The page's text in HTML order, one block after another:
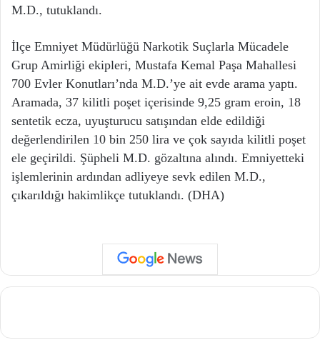
M.D., tutuklandı.
İlçe Emniyet Müdürlüğü Narkotik Suçlarla Mücadele
Grup Amirliği ekipleri, Mustafa Kemal Paşa Mahallesi
700 Evler Konutları’nda M.D.’ye ait evde arama yaptı.
Aramada, 37 kilitli poşet içerisinde 9,25 gram eroin, 18
sentetik ecza, uyuşturucu satışından elde edildiği
değerlendirilen 10 bin 250 lira ve çok sayıda kilitli poşet
ele geçirildi. Şüpheli M.D. gözaltına alındı. Emniyetteki
işlemlerinin ardından adliyeye sevk edilen M.D.,
çıkarıldığı hakimlikçe tutuklandı. (DHA)